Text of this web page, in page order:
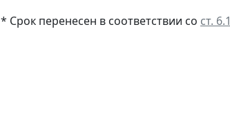
* Срок перенесен в соответствии со ст. 6.1